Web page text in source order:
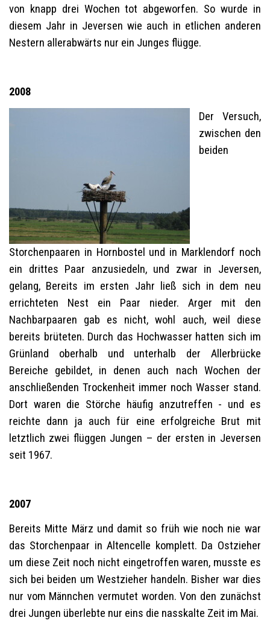
von knapp drei Wochen tot abgeworfen. So wurde in
diesem Jahr in Jeversen wie auch in etlichen anderen
Nestern allerabwärts nur ein Junges flügge.
2008
Der Versuch,
zwischen den
beiden
Storchenpaaren in Hornbostel und in Marklendorf noch
ein drittes Paar anzusiedeln, und zwar in Jeversen,
gelang, Bereits im ersten Jahr ließ sich in dem neu
errichteten Nest ein Paar nieder. Arger mit den
Nachbarpaaren gab es nicht, wohl auch, weil diese
bereits brüteten. Durch das Hochwasser hatten sich im
Grünland oberhalb und unterhalb der Allerbrücke
Bereiche gebildet, in denen auch nach Wochen der
anschließenden Trockenheit immer noch Wasser stand.
Dort waren die Störche häufig anzutreffen - und es
reichte dann ja auch für eine erfolgreiche Brut mit
letztlich zwei flüggen Jungen – der ersten in Jeversen
seit 1967.
2007
Bereits Mitte März und damit so früh wie noch nie war
das Storchenpaar in Altencelle komplett. Da Ostzieher
um diese Zeit noch nicht eingetroffen waren, musste es
sich bei beiden um Westzieher handeln. Bisher war dies
nur vom Männchen vermutet worden. Von den zunächst
drei Jungen überlebte nur eins die nasskalte Zeit im Mai.